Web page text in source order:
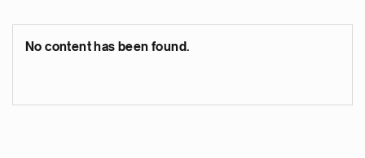
No content has been found.